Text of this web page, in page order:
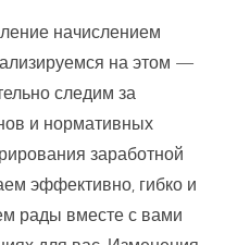
начислением
на этом —
следим за
и нормативных
заработной
эффективно, гибко и
рады вместе с вами